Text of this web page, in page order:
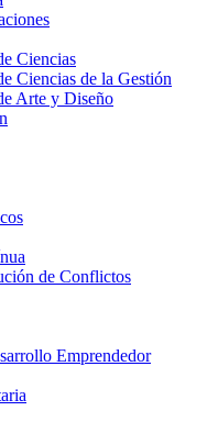
Ciencias
Ciencias de la Gestión
Arte y Diseño
de Conflictos
Emprendedor